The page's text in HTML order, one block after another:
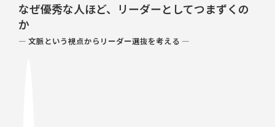
なぜ優秀な人ほど、リーダーとしてつまずくの
か
― 文脈という視点からリーダー選抜を考える ―